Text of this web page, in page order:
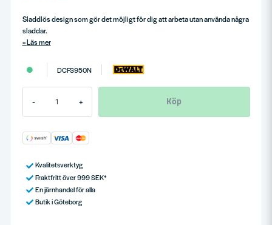
Sladdlös design som gör det möjligt för dig att arbeta utan använda några
sladdar.
Läs mer
DCFS950N
- + Köp
Kvalitetsverktyg
Fraktfritt över 999 SEK*
En järnhandel för alla
Butik i Göteborg